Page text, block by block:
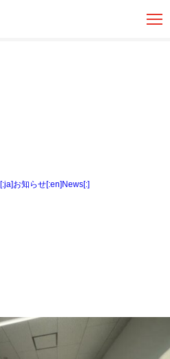
[:ja]お知らせ[:en]News[:]